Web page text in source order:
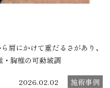
肩にかけて重だるさがあり、
・胸椎の可動域調
2026.02.02 施術事例